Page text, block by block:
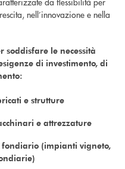
nell’innovazione e nella
soddisfare le necessità
di investimento, di
e strutture
e attrezzature
(impianti vigneto,